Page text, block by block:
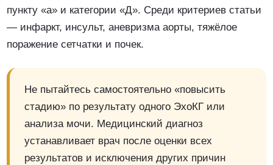
пункту «а» и категории «Д». Среди критериев статьи
— инфаркт, инсульт, аневризма аорты, тяжёлое
поражение сетчатки и почек.
Не пытайтесь самостоятельно «повысить
стадию» по результату одного ЭхоКГ или
анализа мочи. Медицинский диагноз
устанавливает врач после оценки всех
результатов и исключения других причин